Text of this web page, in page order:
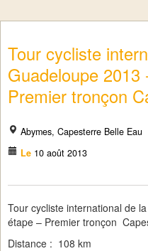
Tour cycliste
Guadeloupe
Premier tronçon
Abymes, Capesterre Belle Eau
Le 10 août 2013
Tour cycliste international de
étape – Premier tronçon
Distance : 108 km